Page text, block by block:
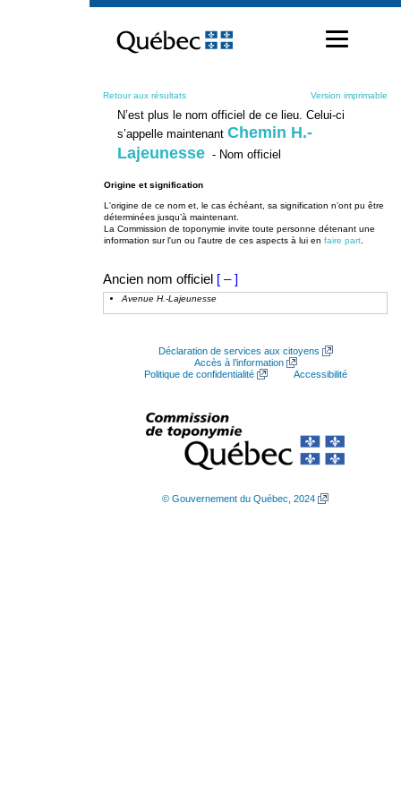
contenu
Retour aux résultats Version imprimable
N’est plus le nom officiel de ce lieu. Celui-ci
s’appelle maintenant Chemin H.-
Lajeunesse - Nom officiel
Origine et signification
L'origine de ce nom et, le cas échéant, sa signification n’ont pu être
déterminées jusqu’à maintenant.
La Commission de toponymie invite toute personne détenant une
information sur l'un ou l'autre de ces aspects à lui en faire part
Ancien nom officiel [ – ]
Avenue H.-Lajeunesse
Déclaration de services aux citoyens
Accès à l’information
Politique de confidentialité
Accessibilité
© Gouvernement du Québec, 2024